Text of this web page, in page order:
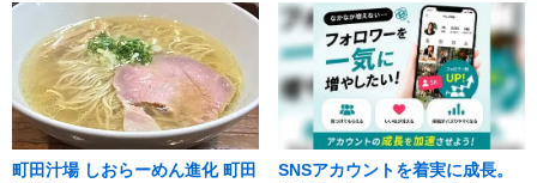
町田汁場 しおらーめん進化 町田
SNSアカウントを着実に成長。